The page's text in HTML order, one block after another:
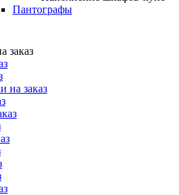
Пантографы
заказ
на заказ